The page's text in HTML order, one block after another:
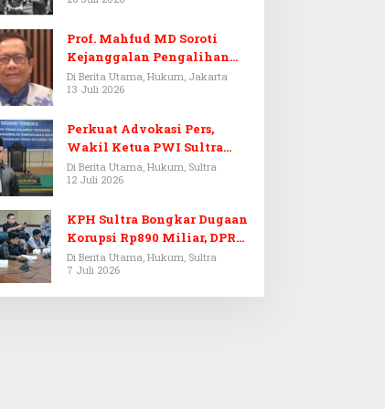
Prof. Mahfud MD Soroti
Kejanggalan Pengalihan
Penyelidikan Tersangka
Febrie Adriansyah
Di Berita Utama, Hukum, Jakarta
13 Juli 2026
Perkuat Advokasi Pers,
Wakil Ketua PWI Sultra
Resmi Dilantik Menjadi
Advokat PERADI
Di Berita Utama, Hukum, Sultra
12 Juli 2026
KPH Sultra Bongkar Dugaan
Korupsi Rp890 Miliar, DPRD
Sultra Gelar RDP
Di Berita Utama, Hukum, Sultra
7 Juli 2026